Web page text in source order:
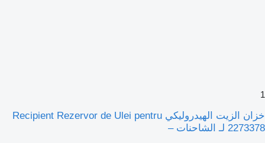
1
خزان الزيت الهيدروليكي Recipient Rezervor de Ulei pentru
2273378 لـ الشاحنات –